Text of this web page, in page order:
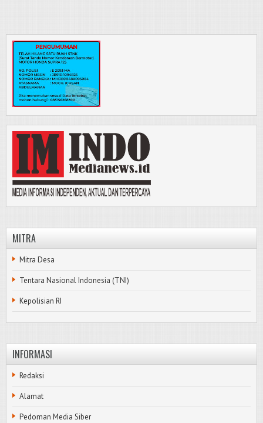
MITRA
Mitra Desa
Tentara Nasional Indonesia (TNI)
Kepolisian RI
INFORMASI
Redaksi
Alamat
Pedoman Media Siber